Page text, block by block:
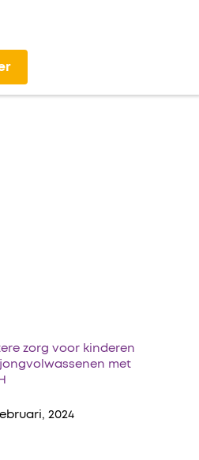
zorg voor kinderen
met
2024